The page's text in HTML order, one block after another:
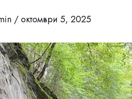
/октомври 5, 2025